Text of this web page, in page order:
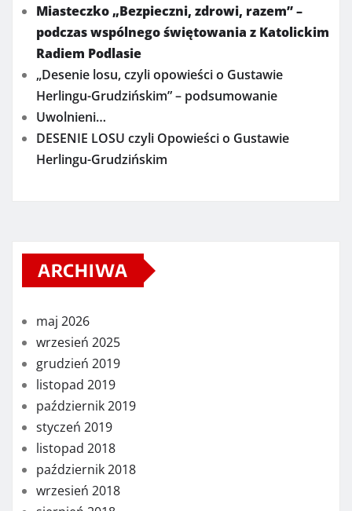
Miasteczko „Bezpieczni, zdrowi, razem” –
podczas wspólnego świętowania z Katolickim
Radiem Podlasie
„Desenie losu, czyli opowieści o Gustawie
Herlingu-Grudzińskim” – podsumowanie
Uwolnieni…
DESENIE LOSU czyli Opowieści o Gustawie
Herlingu-Grudzińskim
ARCHIWA
maj 2026
wrzesień 2025
grudzień 2019
listopad 2019
październik 2019
styczeń 2019
listopad 2018
październik 2018
wrzesień 2018